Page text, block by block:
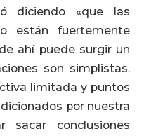
diciendo «que las
están fuertemente
ahí puede surgir un
son simplistas.
limitada y puntos
por nuestra
sacar conclusiones